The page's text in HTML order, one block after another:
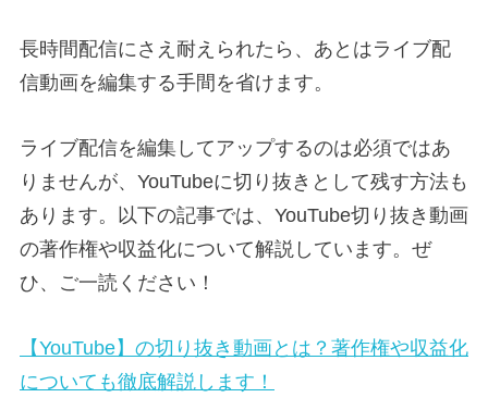
長時間配信にさえ耐えられたら、あとはライブ配
信動画を編集する手間を省けます。
ライブ配信を編集してアップするのは必須ではあ
りませんが、YouTubeに切り抜きとして残す方法も
あります。以下の記事では、YouTube切り抜き動画
の著作権や収益化について解説しています。ぜ
ひ、ご一読ください！
【YouTube】の切り抜き動画とは？著作権や収益化
についても徹底解説します！